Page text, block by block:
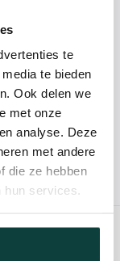
te
te bieden
Ook delen we
met onze
analyse. Deze
met andere
die ze hebben
hun services.
ons op voor